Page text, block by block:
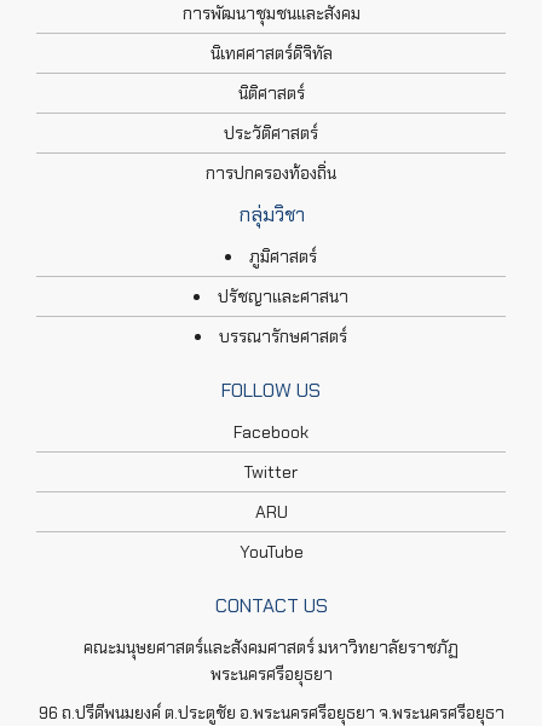
การพัฒนาชุมชนและสังคม
นิเทศศาสตร์ดิจิทัล
นิติศาสตร์
ประวัติศาสตร์
การปกครองท้องถิ่น
กลุ่มวิชา
ภูมิศาสตร์
ปรัชญาและศาสนา
บรรณารักษศาสตร์
FOLLOW US
Facebook
Twitter
ARU
YouTube
CONTACT US
คณะมนุษยศาสตร์และสังคมศาสตร์ มหาวิทยาลัยราชภัฏ
พระนครศรีอยุธยา
96 ถ.ปรีดีพนมยงค์ ต.ประตูชัย อ.พระนครศรีอยุธยา จ.พระนครศรีอยุธา